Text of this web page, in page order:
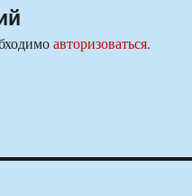
авторизоваться.